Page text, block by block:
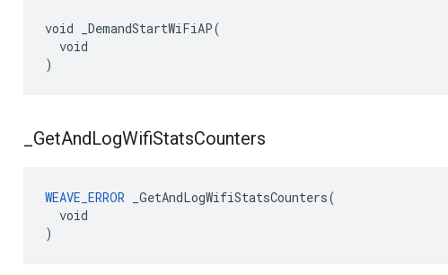
void _DemandStartWiFiAP(
  void
)
GetAndLogWifiStatsCounters
WEAVE_ERROR _GetAndLogWifiStatsCounters(
  void
)